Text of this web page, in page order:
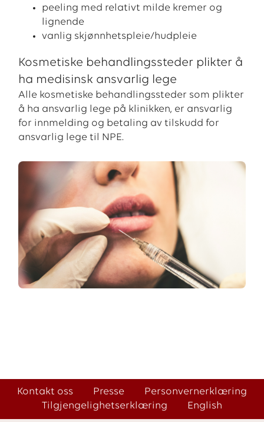
peeling med relativt milde kremer og
lignende
vanlig skjønnhetspleie/hudpleie
Kosmetiske behandlingssteder plikter å
ha medisinsk ansvarlig lege
Alle kosmetiske behandlingssteder som plikter
å ha ansvarlig lege på klinikken, er ansvarlig
for innmelding og betaling av tilskudd for
ansvarlig lege til NPE.
Kontakt oss Presse
Personvernerklæring
Tilgjengelighetserklæring
English